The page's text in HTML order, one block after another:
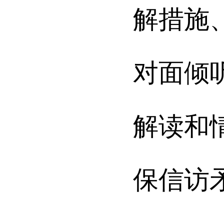
解措施
对面倾
解读和
保信访